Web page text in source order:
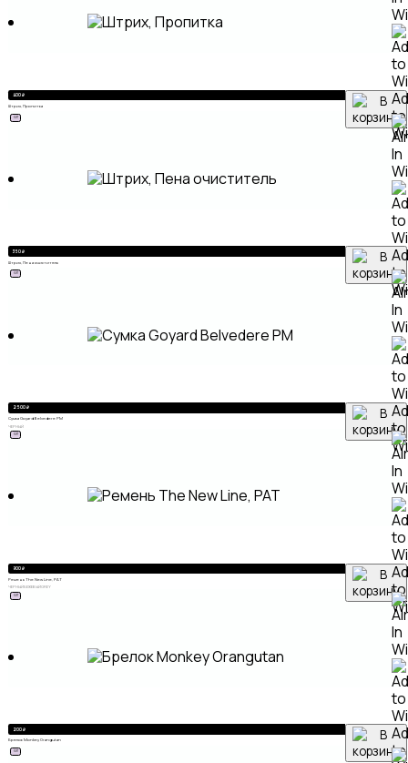
400₽
Штрих, Пропитка
to
350₽
Штрих, Пена очиститель
ХИТ
to
2 500₽
Сумка Goyard Belvedere PM
ЧЕРНЫЙ
ХИТ
to
900₽
Ремень The New Line, PAT
ЧЕРНЫЙ БЕЖЕВЫЙ GREY
ХИТ
to
200₽
Брелок Monkey Orangutan
ХИТ
to
ХИТ